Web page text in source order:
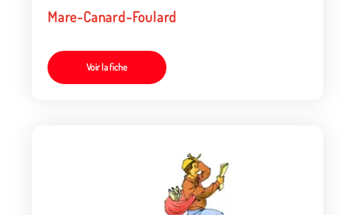
Mare-Canard-Foulard
Voir la fiche